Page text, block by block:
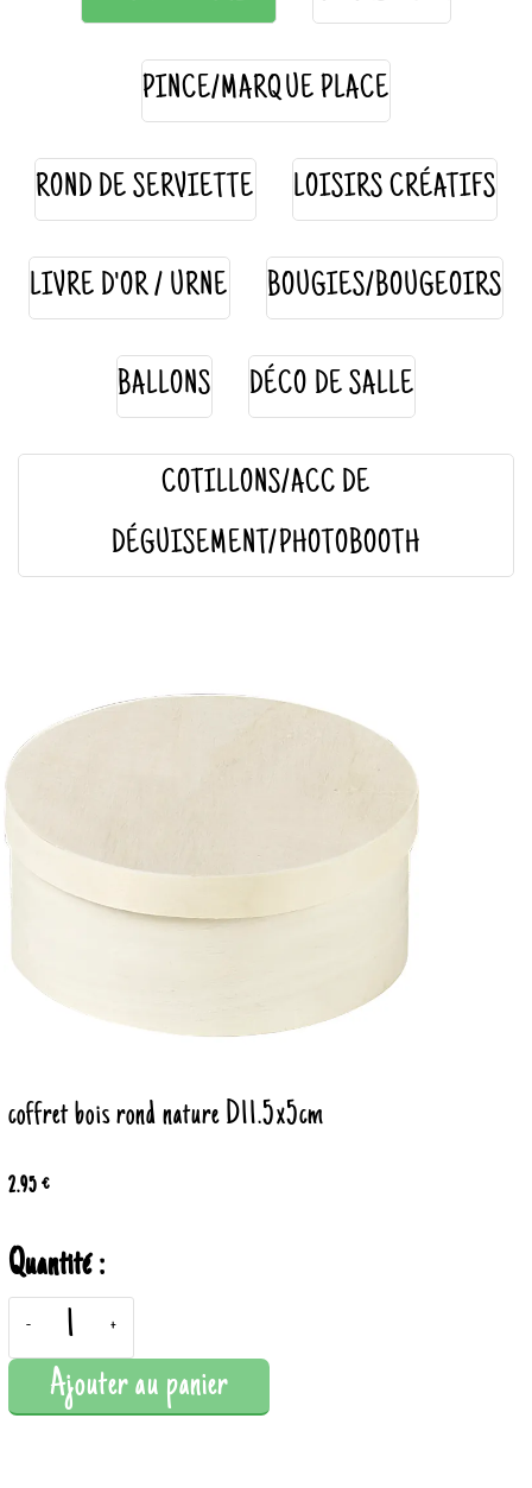
PINCE/MARQUE PLACE
ROND DE SERVIETTE LOISIRS CRÉATIFS
LIVRE D'OR / URNE BOUGIES/BOUGEOIRS
BALLONS DÉCO DE SALLE
COTILLONS/ACC DE
DÉGUISEMENT/PHOTOBOOTH
coffret bois rond nature D11.5x5cm
2.95 €
Quantité :
- +
Ajouter au panier